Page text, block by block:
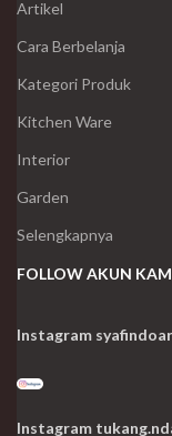
Artikel
Cara Berbelanja
Kategori Produk
Kitchen Ware
Interior
Garden
Selengkapnya
FOLLOW AKUN
Instagram
Instagram